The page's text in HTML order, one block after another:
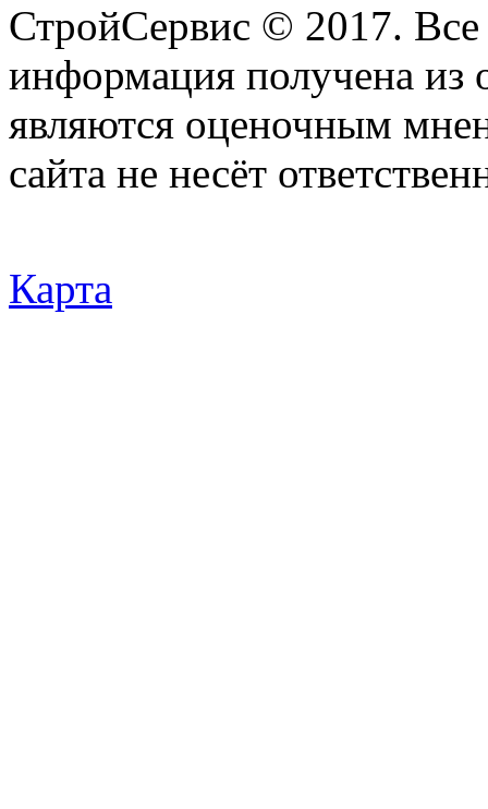
СтройСервис © 2017.
информация получена из
являются оценочным
сайта не несёт
Карта